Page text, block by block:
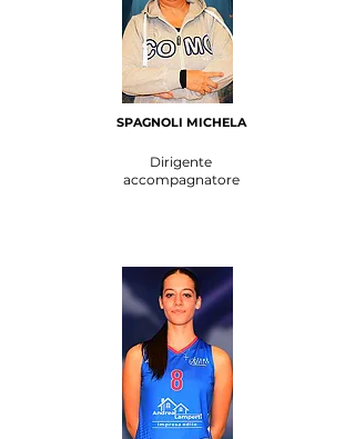
SPAGNOLI MICHELA
Dirigente
accompagnatore